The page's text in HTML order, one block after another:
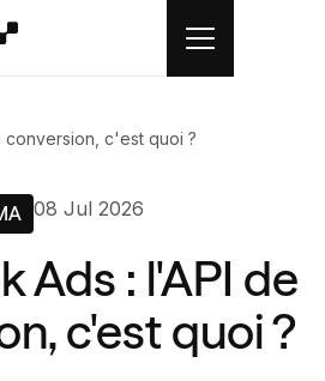
conversion, c'est quoi ?
08 Jul 2026
Ads : l'API de
c'est quoi ?